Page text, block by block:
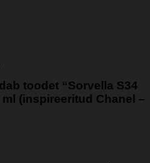
toodet “Sorvella S34
(inspireeritud Chanel –